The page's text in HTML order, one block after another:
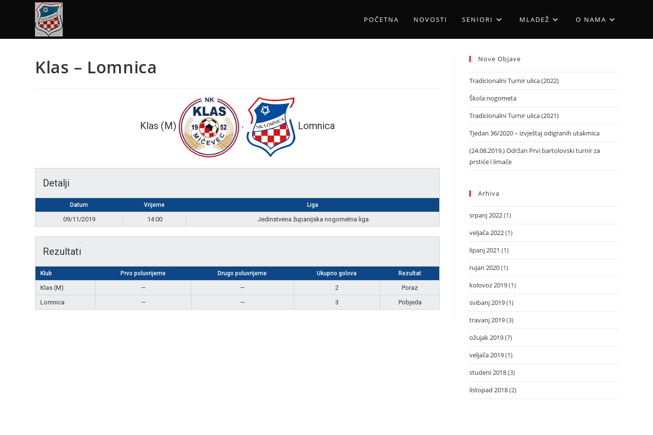
POČETNA NOVOSTI SENIORI MLADEŽ O NAMA
Klas – Lomnica
Klas (M) - Lomnica
Detalji
Datum Vrijeme Liga
09/11/2019 14:00 Jedinstvena županijska nogometna liga
Rezultati
Klub Prvo poluvrijeme Drugo poluvrijeme Ukupno golova Rezultat
Klas (M) — — 2
Poraz
Lomnica
— — 3 Pobjeda
Nove Objave
Tradicionalni Turnir ulica (2022)
Škola nogometa
Tradicionalni Turnir ulica (2021)
Tjedan 36/2020 – izvještaj odigranih utakmica
(24.08.2019.) Održan Prvi bartolovski turnir za
prstiće i limače
Arhiva
srpanj 2022(1)
veljača 2022(1)
lipanj 2021 (1)
rujan 2020(1)
kolovoz 2019(1)
svibanj 2019(1)
travanj 2019(3)
ožujak 2019(7)
veljača 2019(1)
studeni 2018(3)
listopad 2018(2)